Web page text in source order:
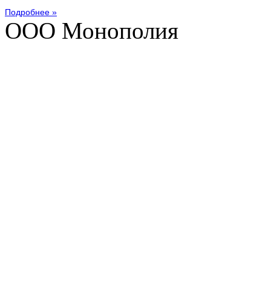
Подробнее »
ООО Монополия